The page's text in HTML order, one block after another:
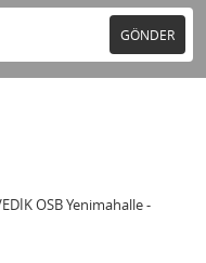
GÖNDER
OSB Yenimahalle -